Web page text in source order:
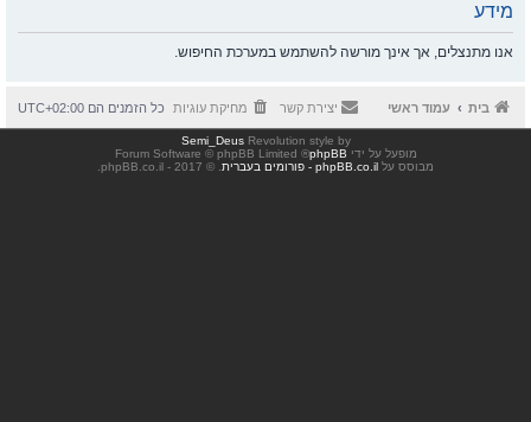
מידע
אנו מתנצלים, אך אינך מורשה להשתמש במערכת החיפוש.
בית עמוד ראשי כל הזמנים הם UTC+02:00 מחיקת עוגיות יצירת קשר
Revolution style by
Semi_Deus
מופעל על ידי phpBB
® Forum Software © phpBB Limited
מבוסס על phpBB.co.il - פורומים בעברית . © 2017 - phpBB.co.il.